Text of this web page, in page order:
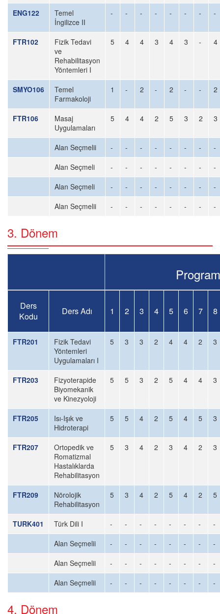
ENG122
Temel
İngilizce II
- - - - - - - -
FTR102
Fizik Tedavi
ve
Rehabilitasyon
Yöntemleri I
5 4 4 3 4 3 - 4
SMYO106
Temel
Farmakoloji
1 - 2 - 2 - - 2
FTR106
Masaj
Uygulamaları
5 4 4 2 5 3 2 3
Alan Seçmelii - - - - - - -
-
Alan Seçmeli
- - - - - - -
-
Alan Seçmeli
- - - - - - -
-
Alan Seçmelii
- - - - - - - -
3. Dönem
Ders
Kodu
Ders Adı 1 2 3 4 5 6 7 8
FTR201
Fizik Tedavi
Yöntemleri
Uygulamaları I
5 3 3 2 4 4 2 3
FTR203
Fizyoterapide
Biyomekanik
ve Kinezyoloji
5 5 3 2 5 4 4 3
FTR205
Isı-Işık ve
Hidroterapi
5 5 4 2 5 4 5 3
FTR207
Ortopedik ve
Romatizmal
Hastalıklarda
Rehabilitasyon
5 3 4 2 3 4 2 3
FTR209
Nörolojik
Rehabilitasyon
5 3 4 2 5 4 2 5
TURK401 Türk Dili I - - - - - - -
-
Alan Seçmelii
- - - - - - -
-
Alan Seçmelii
- - - - - - -
-
Alan Seçmelii
- - - - - - - -
4. Dönem